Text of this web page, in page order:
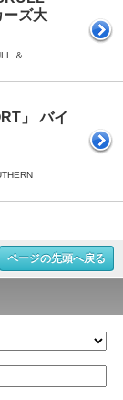
ズ大
＆
」 バイ
ページの先頭へ戻る